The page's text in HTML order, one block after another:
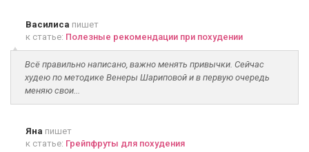
Василиса пишет
к статье: Полезные рекомендации при похудении
Всё правильно написано, важно менять привычки. Сейчас
худею по методике Венеры Шариповой и в первую очередь
меняю свои...
Яна пишет
к статье: Грейпфруты для похудения